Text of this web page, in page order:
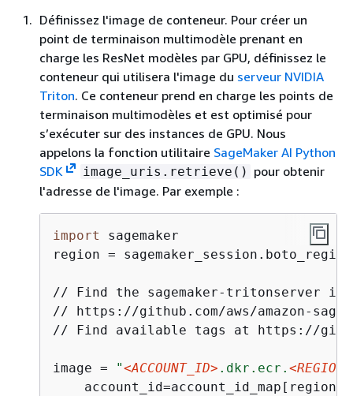
Définissez l'image de conteneur. Pour créer un
point de terminaison multimodèle prenant en
charge les ResNet modèles par GPU, définissez le
conteneur qui utilisera l'image du serveur NVIDIA
Triton. Ce conteneur prend en charge les points de
terminaison multimodèles et est optimisé pour
s’exécuter sur des instances de GPU. Nous
appelons la fonction utilitaire SageMaker AI Python
SDK
image_uris.retrieve() pour obtenir
l'adresse de l'image. Par exemple :
import
sagemaker
region =
// Find the sagemaker-tritonserver
// https://github.com/aws/amazon-
// Find available tags at https://
image = "<ACCOUNT_ID> .dkr.ecr.